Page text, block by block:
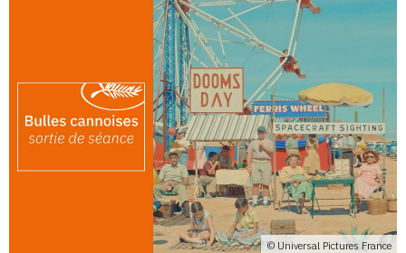
© Universal Pictures France